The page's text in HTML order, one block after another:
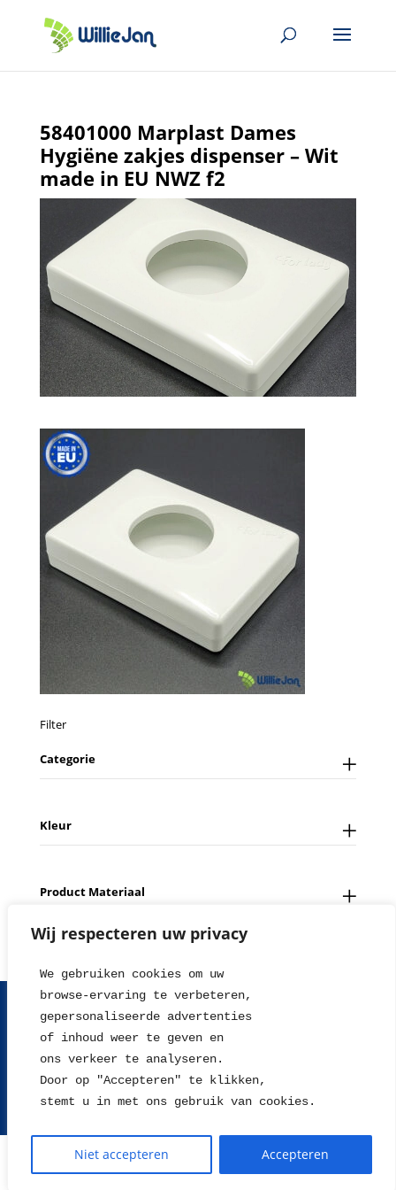
Wij respecteren uw privacy
We gebruiken cookies om uw
browse-ervaring te verbeteren,
gepersonaliseerde advertenties
of inhoud weer te geven en
ons verkeer te analyseren.
Door op "Accepteren" te klikken,
stemt u in met ons gebruik van cookies.
Niet accepteren Accepteren
58401000 Marplast Dames
Hygiëne zakjes dispenser – Wit
made in EU NWZ f2
Filter
Categorie
Kleur
Product Materiaal
Contact
Tips en Nieuws
Herroepingsrecht
Retour sturen
Algemene voorwaarden
Disclaimer
2004 - 2026 © WillieJan®
De waardering van www.williejan.com bij WebwinkelKeur Reviews
9.3/10 gebaseerd op 678 reviews.